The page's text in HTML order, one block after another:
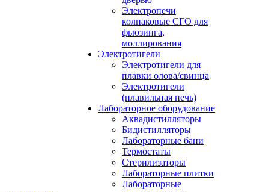
Электропечи
колпаковые СГО для
фьюзинга,
моллирования
Электротигели
Электротигели для
плавки олова/свинца
Электротигели
(плавильная печь)
Лабораторное оборудование
Аквадистилляторы
Бидистилляторы
Лабораторные бани
Термостаты
Стерилизаторы
Лабораторные плитки
Лабораторные